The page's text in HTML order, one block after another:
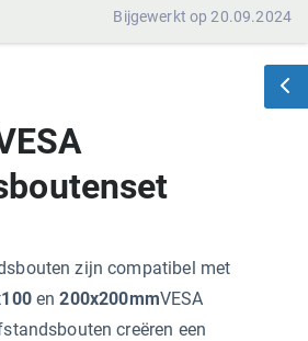
Bijgewerkt op 20.09.2024
zijn compatibel met
en200x200mmVESA
creëren een